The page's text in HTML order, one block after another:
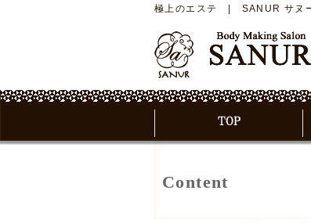
極上のエステ | SANUR サヌ
Content